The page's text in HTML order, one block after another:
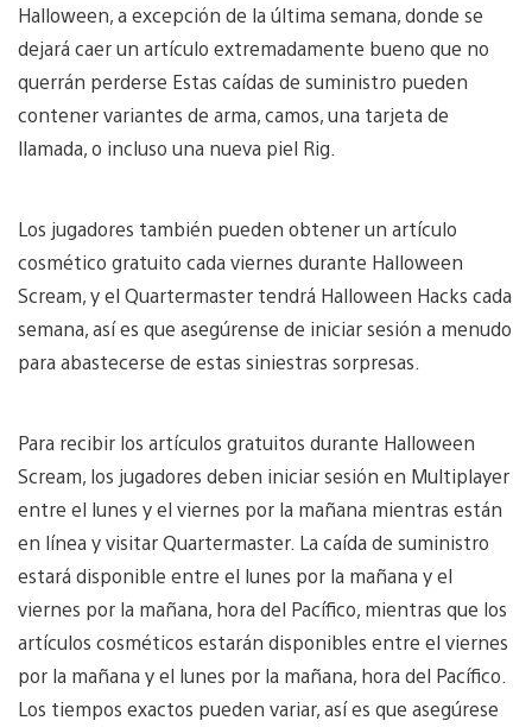
Halloween, a excepción de la última semana, donde se
dejará caer un artículo extremadamente bueno que no
querrán perderse Estas caídas de suministro pueden
contener variantes de arma, camos, una tarjeta de
llamada, o incluso una nueva piel Rig.
Los jugadores también pueden obtener un artículo
cosmético gratuito cada viernes durante Halloween
Scream, y el Quartermaster tendrá Halloween Hacks cada
semana, así es que asegúrense de iniciar sesión a menudo
para abastecerse de estas siniestras sorpresas.
Para recibir los artículos gratuitos durante Halloween
Scream, los jugadores deben iniciar sesión en Multiplayer
entre el lunes y el viernes por la mañana mientras están
en línea y visitar Quartermaster. La caída de suministro
estará disponible entre el lunes por la mañana y el
viernes por la mañana, hora del Pacífico, mientras que los
artículos cosméticos estarán disponibles entre el viernes
por la mañana y el lunes por la mañana, hora del Pacífico.
Los tiempos exactos pueden variar, así es que asegúrese